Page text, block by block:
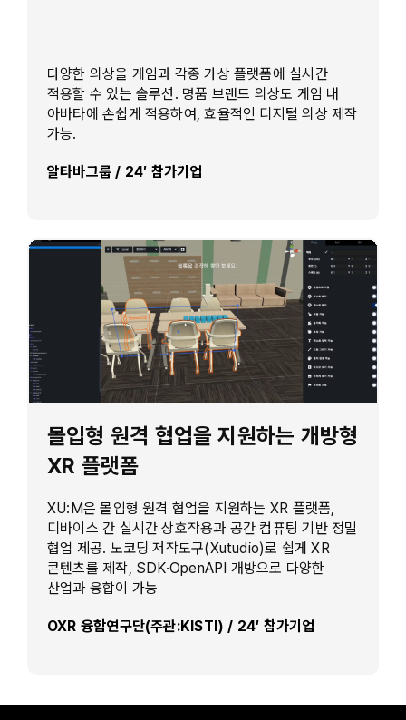
다양한 의상을 게임과 각종 가상 플랫폼에 실시간
적용할 수 있는 솔루션. 명품 브랜드 의상도 게임 내
아바타에 손쉽게 적용하여, 효율적인 디지털 의상 제작
가능.
알타바그룹 / 24′ 참가기업
몰입형 원격 협업을 지원하는 개방형
XR 플랫폼
XU:M은 몰입형 원격 협업을 지원하는 XR 플랫폼,
디바이스 간 실시간 상호작용과 공간 컴퓨팅 기반 정밀
협업 제공. 노코딩 저작도구(Xutudio)로 쉽게 XR
콘텐츠를 제작, SDK·OpenAPI 개방으로 다양한
산업과 융합이 가능
OXR 융합연구단(주관:KISTI) / 24′ 참가기업